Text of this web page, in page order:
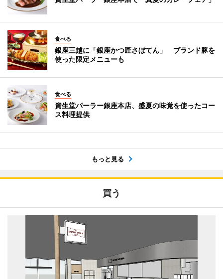
食べる
銀座三越に「銀座かつ匠さぼてん」 ブランド豚を
使った限定メニューも
食べる
資生堂パーラー銀座本店、盛夏の味覚を使ったコー
ス料理提供
もっと見る
買う